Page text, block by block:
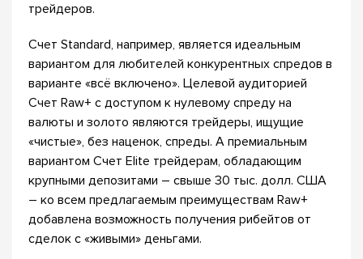
трейдеров.
Счет Standard, например, является идеальным
вариантом для любителей конкурентных спредов в
варианте «всё включено». Целевой аудиторией
Счет Raw+ с доступом к нулевому спреду на
валюты и золото являются трейдеры, ищущие
«чистые», без наценок, спреды. А премиальным
вариантом Счет Elite трейдерам, обладающим
крупными депозитами – свыше 30 тыс. долл. США
– ко всем предлагаемым преимуществам Raw+
добавлена возможность получения рибейтов от
сделок с «живыми» деньгами.